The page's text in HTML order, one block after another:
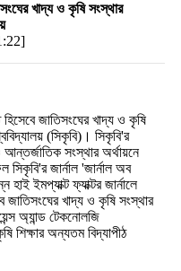
খাদ্য ও কৃষি সংস্থার
জাতিসংঘের খাদ্য ও কৃষি
(সিকৃবি)। সিকৃবি'র
সংস্থার অর্থায়নে
জার্নাল 'জার্নাল অব
হাই ইমপ্যাক্ট ফ্যাক্টর জার্নালে
জাতিসংঘের খাদ্য ও কৃষি সংস্থার
অ্যান্ড টেকনোলজি
শিক্ষার অন্যতম বিদ্যাপীঠ